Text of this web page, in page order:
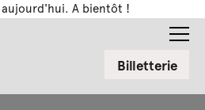
A bientôt !
Billetterie